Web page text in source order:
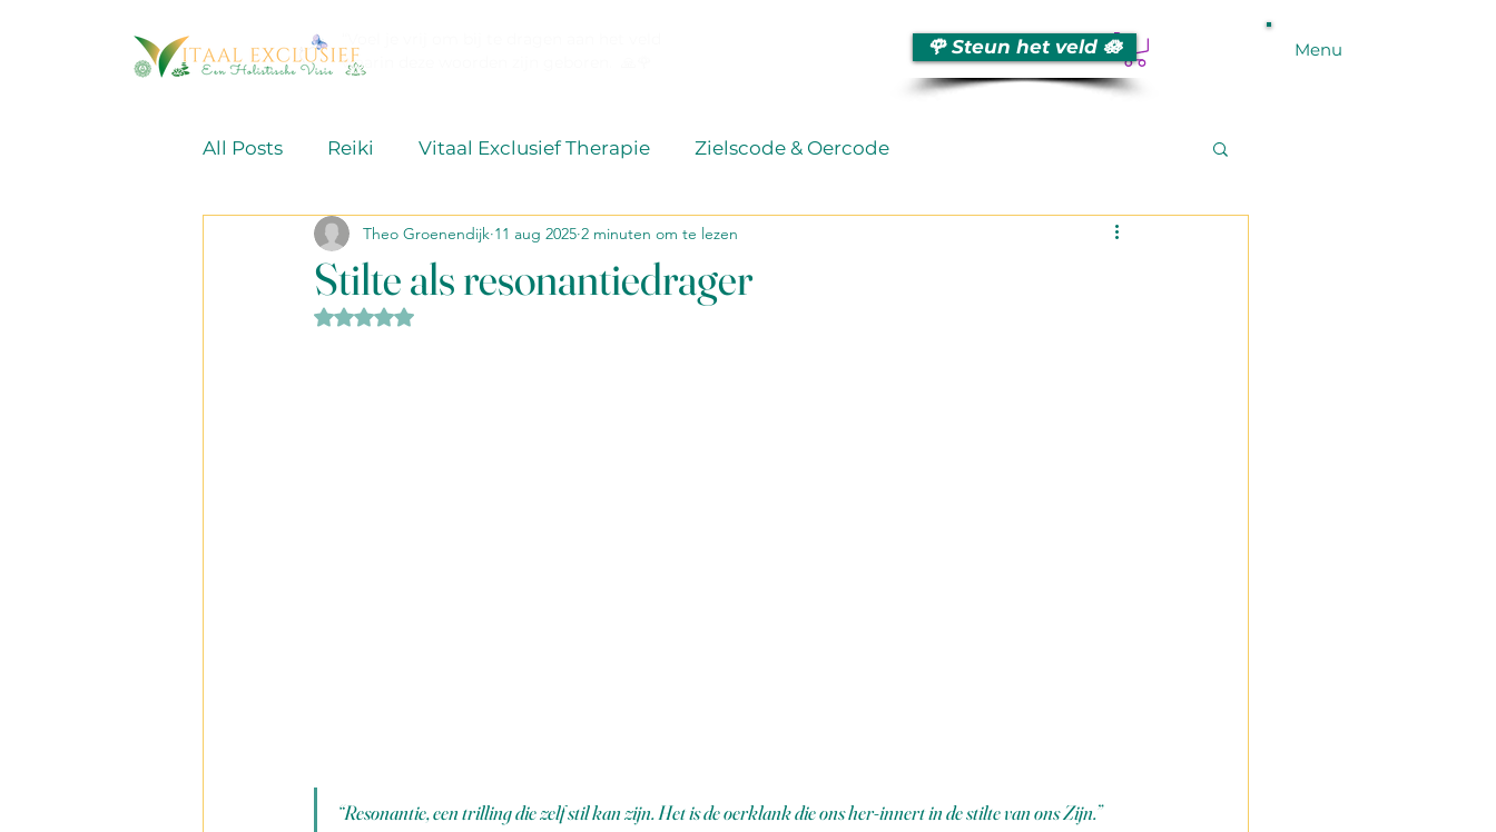
waarin deze woorden zijn geboren. 🙏🌹
Menu
🌹 Steun het veld 🪷
All Posts Reiki Vitaal Exclusief Therapie Zielscode & Oercode
Verdieping van de Oercode Imprints & Maskers
Ayurveda & Energetische Genezing
Stilte als resonantiedrager
Theo Groenendijk 11 aug 2025 2 minuten om te lezen
Beoordeeld met NaN uit 5 sterren.
“Resonantie, een trilling die zelf stil kan zijn. Het is de oerklank die ons her-innert in de stilte van ons Zijn.”